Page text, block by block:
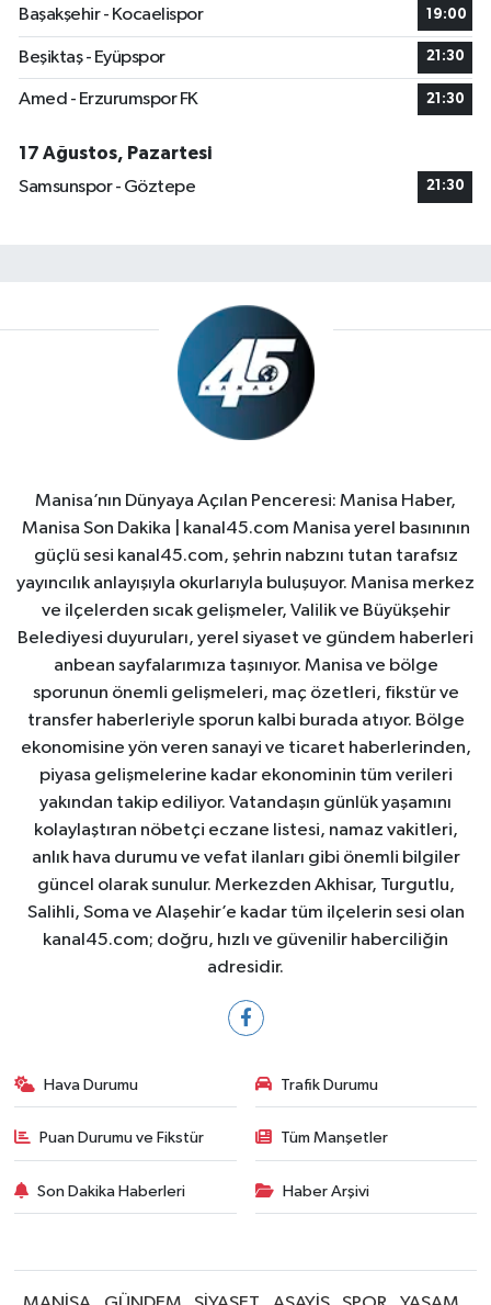
Başakşehir - Kocaelispor
19:00
Beşiktaş - Eyüpspor 21:30
Amed - Erzurumspor FK 21:30
17 Ağustos, Pazartesi
Samsunspor - Göztepe
21:30
Manisa’nın Dünyaya Açılan Penceresi: Manisa Haber,
Manisa Son Dakika | kanal45.com Manisa yerel basınının
güçlü sesi kanal45.com, şehrin nabzını tutan tarafsız
yayıncılık anlayışıyla okurlarıyla buluşuyor. Manisa merkez
ve ilçelerden sıcak gelişmeler, Valilik ve Büyükşehir
Belediyesi duyuruları, yerel siyaset ve gündem haberleri
anbean sayfalarımıza taşınıyor. Manisa ve bölge
sporunun önemli gelişmeleri, maç özetleri, fikstür ve
transfer haberleriyle sporun kalbi burada atıyor. Bölge
ekonomisine yön veren sanayi ve ticaret haberlerinden,
piyasa gelişmelerine kadar ekonominin tüm verileri
yakından takip ediliyor. Vatandaşın günlük yaşamını
kolaylaştıran nöbetçi eczane listesi, namaz vakitleri,
anlık hava durumu ve vefat ilanları gibi önemli bilgiler
güncel olarak sunulur. Merkezden Akhisar, Turgutlu,
Salihli, Soma ve Alaşehir’e kadar tüm ilçelerin sesi olan
kanal45.com; doğru, hızlı ve güvenilir haberciliğin
adresidir.
Hava Durumu Trafik Durumu
Puan Durumu ve Fikstür Tüm Manşetler
Son Dakika Haberleri Haber Arşivi